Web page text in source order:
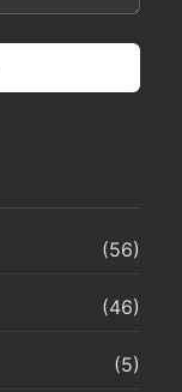
(56)
(46)
(5)